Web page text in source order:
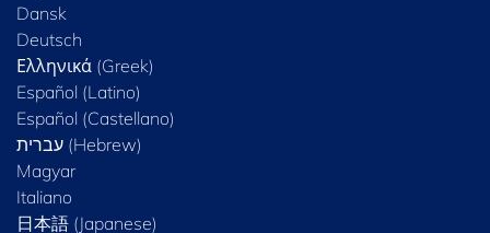
Dansk
Deutsch
Ελληνικά (Greek)
Español (Latino)
Español (Castellano)
Magyar
Italiano
日本語 (Japanese)